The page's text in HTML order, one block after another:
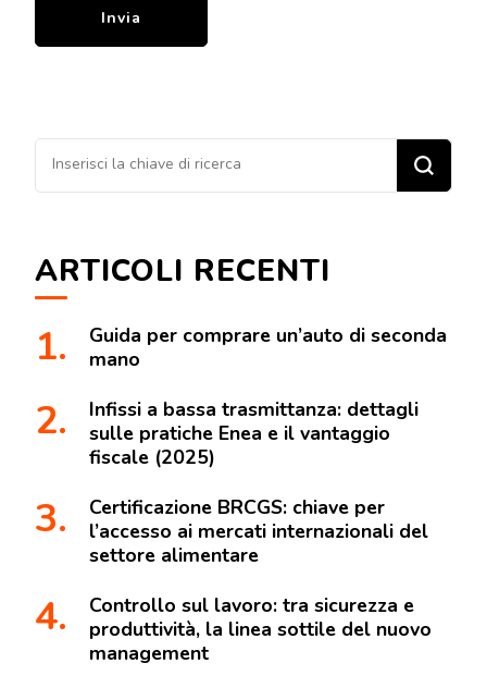
Cerchi
qualcosa?
ARTICOLI RECENTI
Guida per comprare un’auto di seconda
mano
Infissi a bassa trasmittanza: dettagli
sulle pratiche Enea e il vantaggio
fiscale (2025)
Certificazione BRCGS: chiave per
l’accesso ai mercati internazionali del
settore alimentare
Controllo sul lavoro: tra sicurezza e
produttività, la linea sottile del nuovo
management